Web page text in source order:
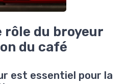
rôle du broyeur
du café
est essentiel pour la